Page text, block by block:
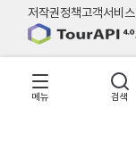
저작권정책고객서비
© 한국관광공사
메뉴 검색